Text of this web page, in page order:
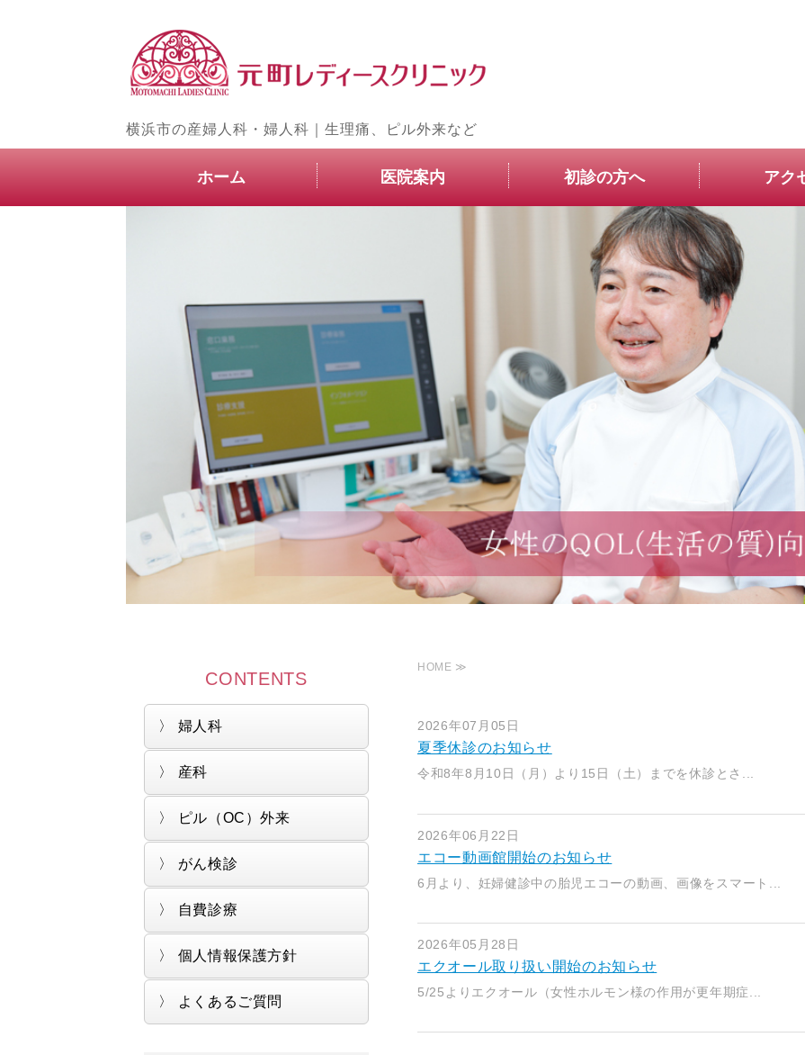
横浜市の産婦人科・婦人科｜生理痛、ピル外来など
ホーム 医院案内 初診の方へ アク
HOME ≫
2026年07月05日
夏季休診のお知らせ
令和8年8月10日（月）より15日（土）までを休診とさ...
2026年06月22日
エコー動画館開始のお知らせ
6月より、妊婦健診中の胎児エコーの動画、画像をスマート...
2026年05月28日
エクオール取り扱い開始のお知らせ
5/25よりエクオール（女性ホルモン様の作用が更年期症...
CONTENTS
婦人科
産科
ピル（OC）外来
がん検診
自費診療
個人情報保護方針
よくあるご質問